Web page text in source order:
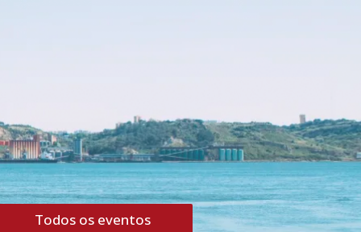
Todos os eventos